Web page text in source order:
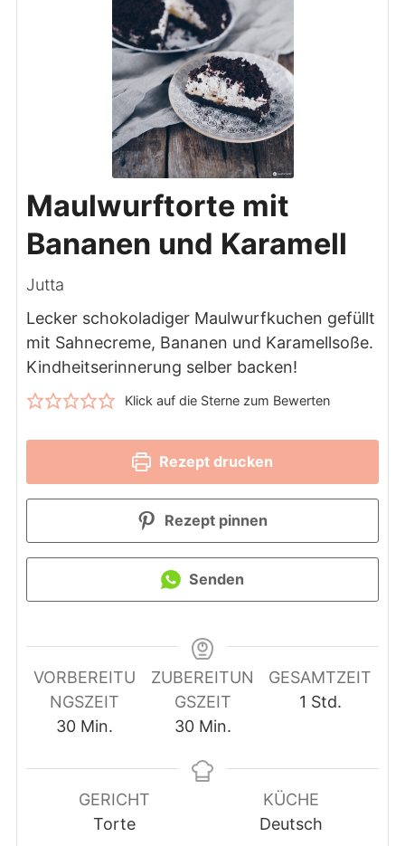
Maulwurftorte mit
Bananen und Karamell
Jutta
Lecker schokoladiger Maulwurfkuchen gefüllt
mit Sahnecreme, Bananen und Karamellsoße.
Kindheitserinnerung selber backen!
Klick auf die Sterne zum Bewerten
Rezept drucken
Rezept pinnen
Senden
VORBEREITU
NGSZEIT
30Minuten
Min.
ZUBEREITUN
GSZEIT
30Minuten
Min.
GESAMTZEIT
1 Stunde
Std.
GERICHT
Torte
KÜCHE
Deutsch